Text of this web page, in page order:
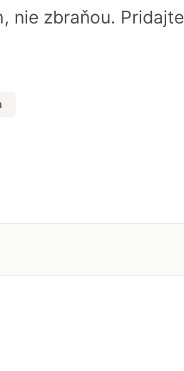
nie zbraňou.